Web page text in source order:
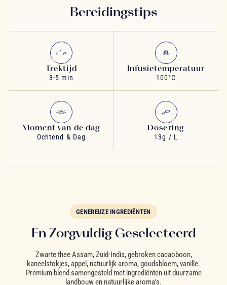
Bereidingstips
Trektijd
3-5 min
Infusietemperatuur
100°C
Moment van de dag
Ochtend & Dag
Dosering
13g / L
GENEREUZE INGREDIËNTEN
En Zorgvuldig Geselecteerd
Zwarte thee Assam, Zuid-India, gebroken cacaoboon,
kaneelstokjes, appel, natuurlijk aroma, goudsbloem, vanille.
Premium blend samengesteld met ingrediënten uit duurzame
landbouw en natuurlijke aroma's.